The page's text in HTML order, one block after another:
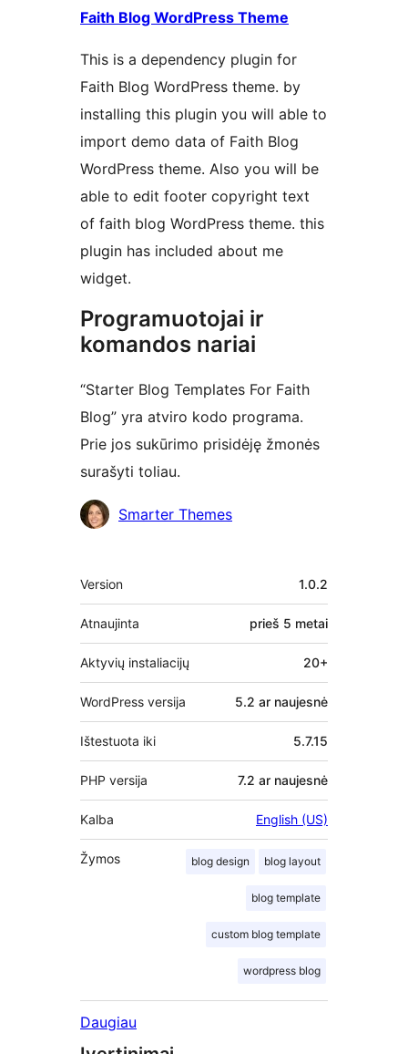
Faith Blog WordPress Theme
This is a dependency plugin for
Faith Blog WordPress theme. by
installing this plugin you will able to
import demo data of Faith Blog
WordPress theme. Also you will be
able to edit footer copyright text
of faith blog WordPress theme. this
plugin has included about me
widget.
Programuotojai ir
komandos nariai
“Starter Blog Templates For Faith
Blog” yra atviro kodo programa.
Prie jos sukūrimo prisidėję žmonės
surašyti toliau.
AutoriaiSmarter Themes
Metainformacija
Version 1.0.2
Atnaujinta prieš 5 metai
Aktyvių instaliacijų 20+
WordPress versija 5.2 ar naujesnė
Ištestuota iki 5.7.15
PHP versija 7.2 ar naujesnė
Kalba English (US)
Žymos blog design blog layout
blog template
custom blog template
wordpress blog
Daugiau